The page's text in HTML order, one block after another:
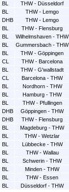
BL THW - Düsseldorf
BL THW - Lemgo
DHB THW - Lemgo
BL THW - Flensburg
BL Wilhelmshaven - THW
BL Gummersbach - THW
BL THW - Göppingen
CL THW - Barcelona
BL THW - G'wallstadt
CL Barcelona - THW
BL Nordhorn - THW
BL Hamburg - THW
BL THW - Pfullingen
DHB Göppingen - THW
DHB THW - Flensburg
BL Magdeburg - THW
BL THW - Wetzlar
BL Lübbecke - THW
BL THW - Wallau
BL Schwerin - THW
BL Minden - THW
BL THW - Essen
BL Düsseldorf - THW